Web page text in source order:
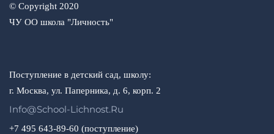
© Copyright 2020
ЧУ ОО школа "Личность"
Поступление в детский сад, школу:
г. Москва, ул. Паперника, д. 6, корп. 2
Info@school-Lichnost.ru
+7 495 643-89-60 (поступление)